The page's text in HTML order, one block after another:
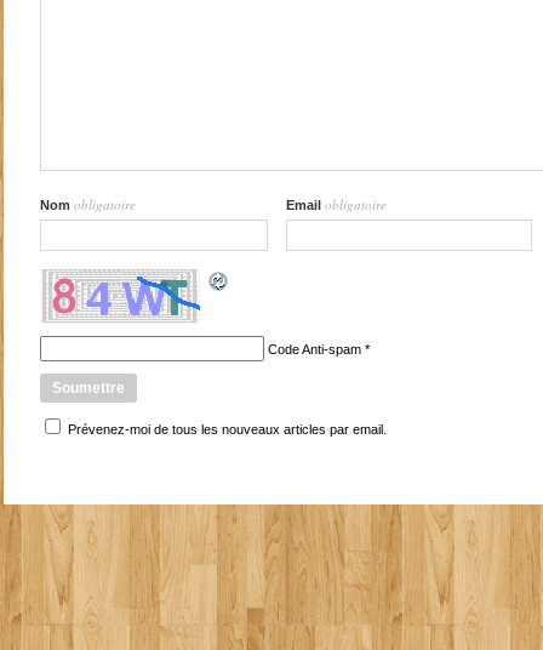
Nom obligatoire Email obligatoire
Code Anti-spam*
Prévenez-moi de tous les nouveaux articles par email.